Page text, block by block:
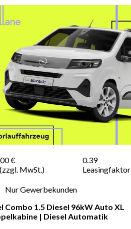
€
MwSt.)
0.39
Leasingfaktor
Nur Gewerbekunden
Combo 1.5 Diesel 96kW Auto XL
| Diesel Automatik